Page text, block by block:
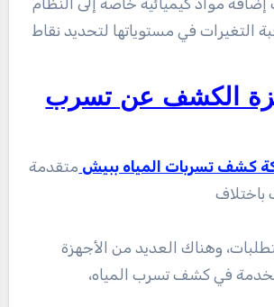
إضافة مواد كيميائية خاصة إلى النظام
التغيرات في مستوياتها لتحديد نقاط
الكشف عن تسرب
كشف تسربات المياه ببيش متقدمة
باختلاف
وهناك العديد من الأجهزة
في كشف تسرب المياه،